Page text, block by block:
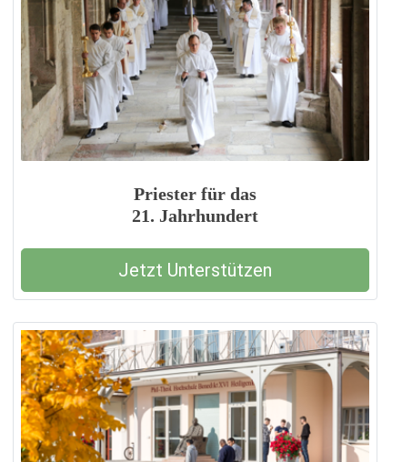
Priester für das
21. Jahrhundert
Jetzt Unterstützen